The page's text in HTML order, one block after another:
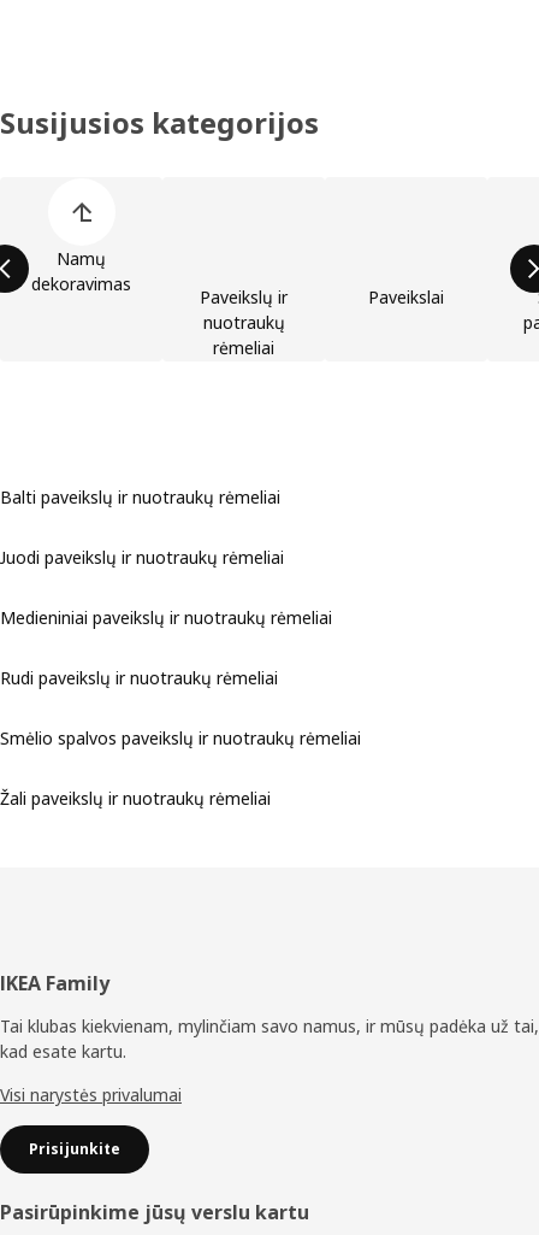
Susijusios kategorijos
Namų
dekoravimas
Paveikslų ir
nuotraukų
rėmeliai
Paveikslai
Balti paveikslų ir nuotraukų rėmeliai
Juodi paveikslų ir nuotraukų rėmeliai
Medieniniai paveikslų ir nuotraukų rėmeliai
Rudi paveikslų ir nuotraukų rėmeliai
Smėlio spalvos paveikslų ir nuotraukų rėmeliai
Žali paveikslų ir nuotraukų rėmeliai
Poraštė
IKEA Family
Tai klubas kiekvienam, mylinčiam savo namus, ir mūsų padėka už tai,
kad esate kartu.
Visi narystės privalumai
Prisijunkite
Pasirūpinkime jūsų verslu kartu